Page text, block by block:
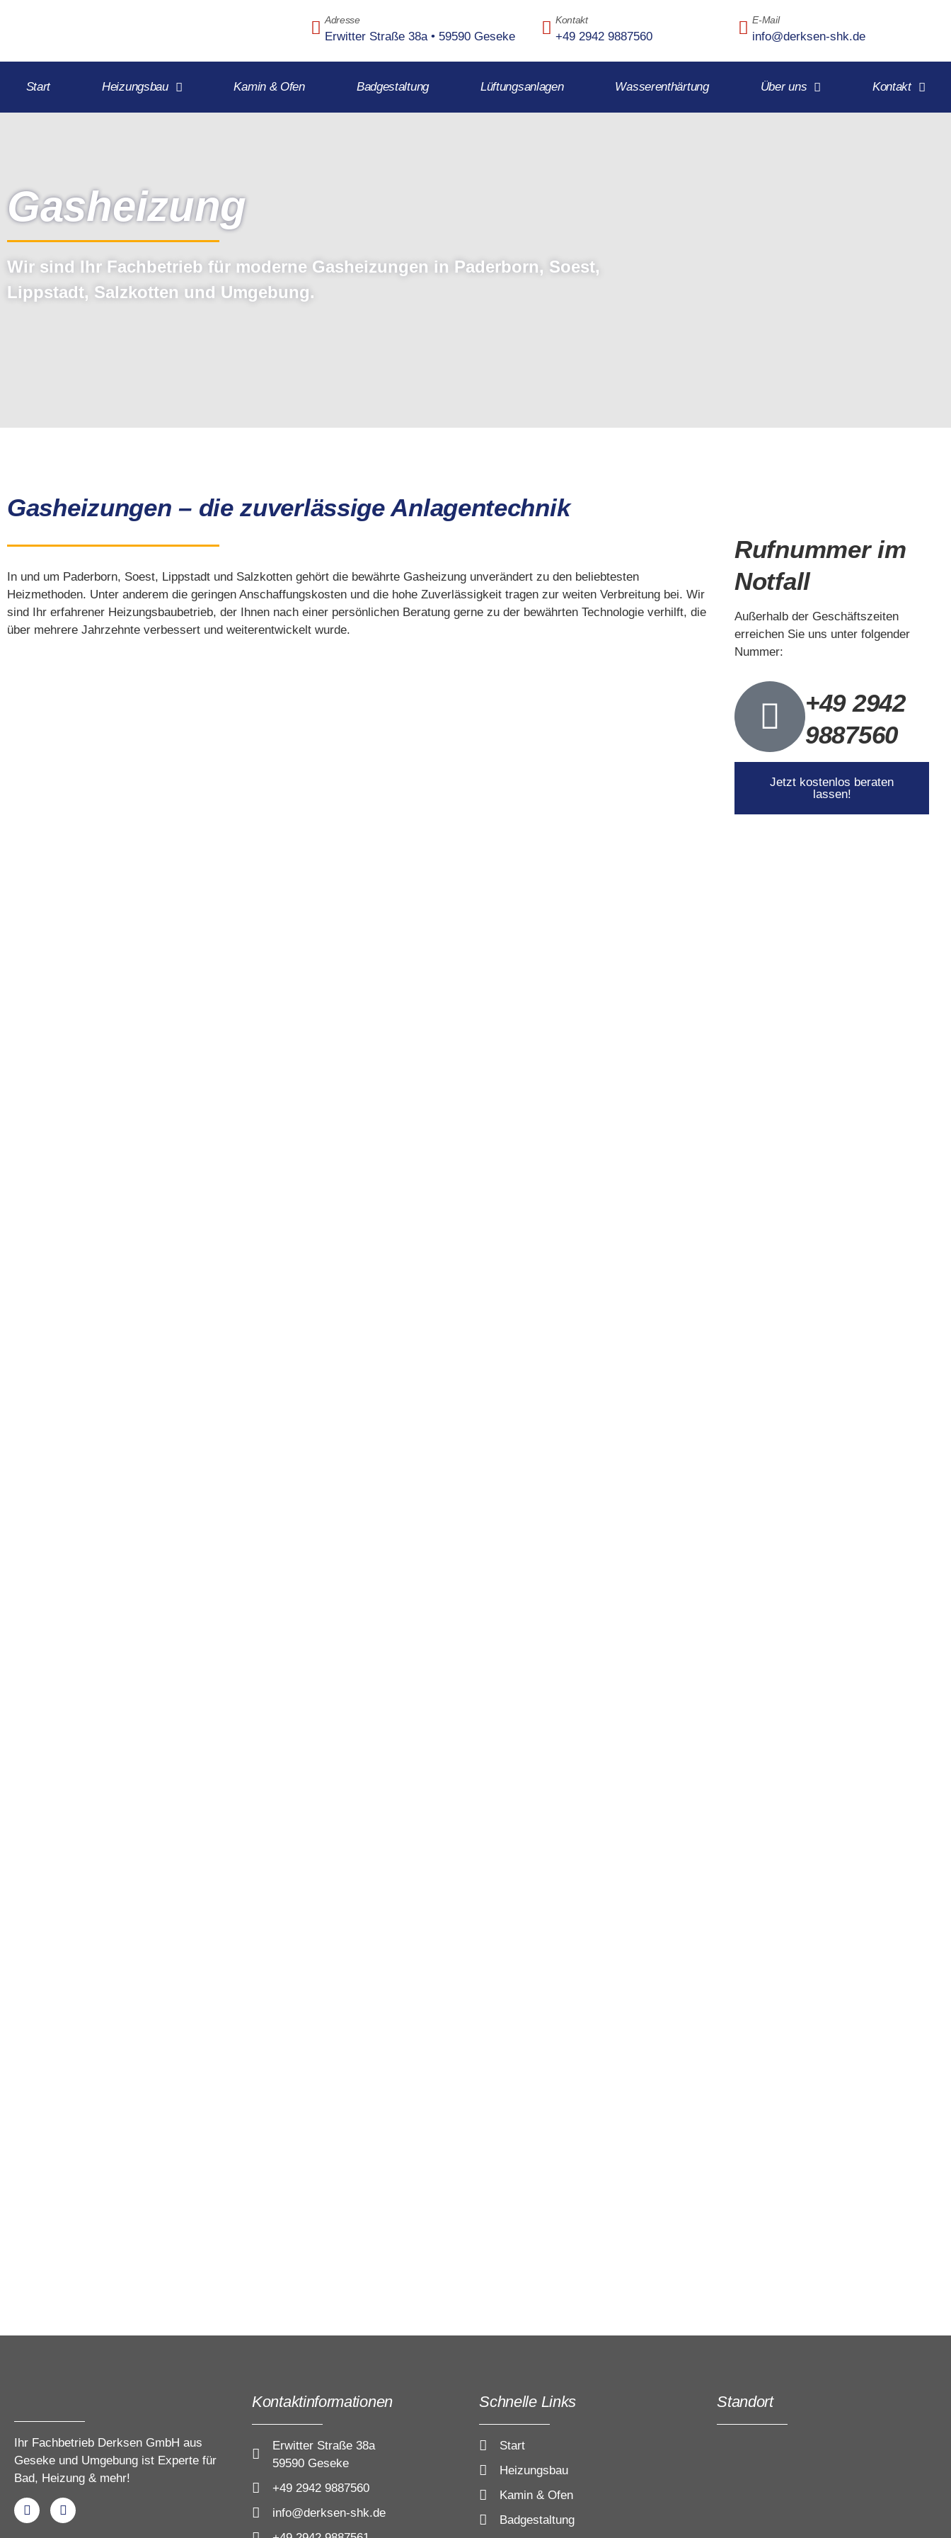
Adresse
Erwitter Straße 38a • 59590 Geseke
Kontakt
+49 2942 9887560
E-Mail
info@derksen-shk.de
Start Heizungsbau Kamin & Ofen Badgestaltung Lüftungsanlagen Wasserenthärtung Über uns Kontakt
Gasheizung
Wir sind Ihr Fachbetrieb für moderne Gasheizungen in Paderborn, Soest,
Lippstadt, Salzkotten und Umgebung.
Gasheizungen – die zuverlässige Anlagentechnik
In und um Paderborn, Soest, Lippstadt und Salzkotten gehört die bewährte Gasheizung unverändert zu den beliebtesten
Heizmethoden. Unter anderem die geringen Anschaffungskosten und die hohe Zuverlässigkeit tragen zur weiten Verbreitung bei. Wir
sind Ihr erfahrener Heizungsbaubetrieb, der Ihnen nach einer persönlichen Beratung gerne zu der bewährten Technologie verhilft, die
über mehrere Jahrzehnte verbessert und weiterentwickelt wurde.
Rufnummer im
Notfall
Außerhalb der Geschäftszeiten
erreichen Sie uns unter folgender
Nummer:
+49 2942
9887560
Jetzt kostenlos beraten
lassen!
Ihr Fachbetrieb Derksen GmbH aus
Geseke und Umgebung ist Experte für
Bad, Heizung & mehr!
Kontaktinformationen
Erwitter Straße 38a
59590 Geseke
+49 2942 9887560
info@derksen-shk.de
Schnelle Links
Start
Heizungsbau
Kamin & Ofen
Badgestaltung
Standort